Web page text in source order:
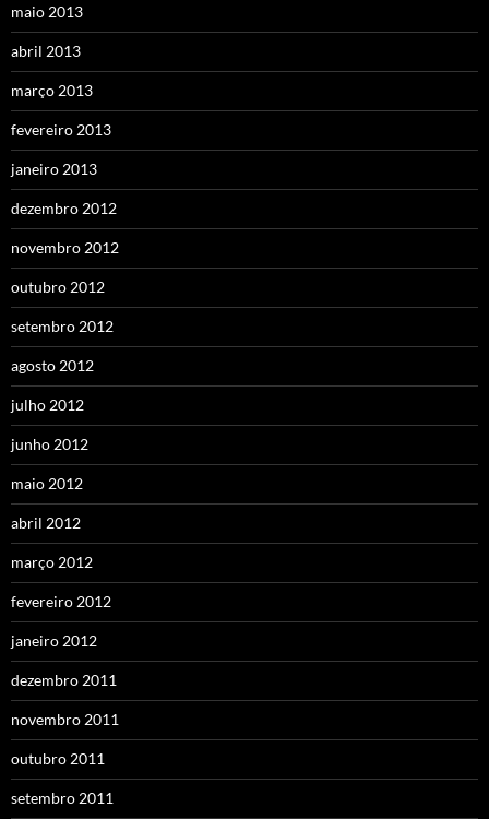
maio 2013
abril 2013
março 2013
fevereiro 2013
janeiro 2013
dezembro 2012
novembro 2012
outubro 2012
setembro 2012
agosto 2012
julho 2012
junho 2012
maio 2012
abril 2012
março 2012
fevereiro 2012
janeiro 2012
dezembro 2011
novembro 2011
outubro 2011
setembro 2011